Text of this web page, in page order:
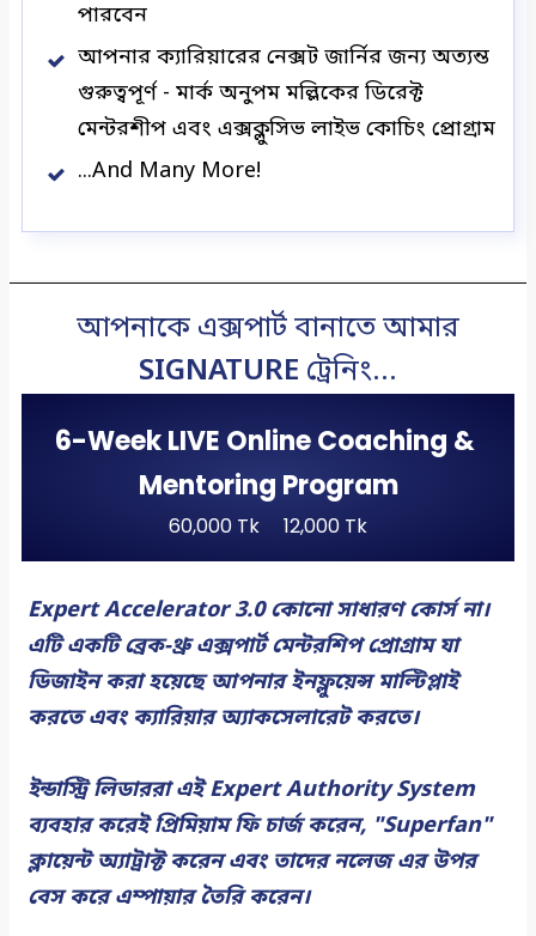
পারবেন
আপনার ক্যারিয়ারের নেক্সট জার্নির জন্য অত্যন্ত
গুরুত্বপূর্ণ - মার্ক অনুপম মল্লিকের ডিরেক্ট
মেন্টরশীপ এবং এক্সক্লুসিভ লাইভ কোচিং প্রোগ্রাম
...And Many More!
আপনাকে এক্সপার্ট বানাতে আমার
SIGNATURE ট্রেনিং...
6-Week LIVE Online Coaching &
Mentoring Program
60,000 Tk 12,000 Tk
Expert Accelerator 3.0 কোনো সাধারণ কোর্স না।
এটি একটি ব্রেক-থ্রু এক্সপার্ট মেন্টরশিপ প্রোগ্রাম যা
ডিজাইন করা হয়েছে আপনার ইনফ্লুয়েন্স মাল্টিপ্লাই
করতে এবং ক্যারিয়ার অ্যাকসেলারেট করতে।
ইন্ডাস্ট্রি লিডাররা এই Expert Authority System
ব্যবহার করেই প্রিমিয়াম ফি চার্জ করেন, "Superfan"
ক্লায়েন্ট অ্যাট্রাক্ট করেন এবং তাদের নলেজ এর উপর
বেস করে এম্পায়ার তৈরি করেন।